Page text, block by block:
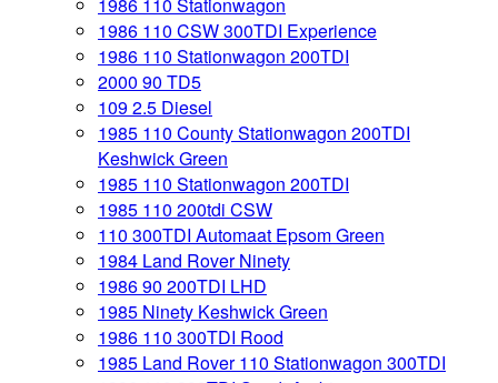
1986 110 CSW 300TDI Experience
1986 110 Stationwagon 200TDI
2000 90 TD5
109 2.5 Diesel
1985 110 County Stationwagon 200TDI
Keshwick Green
1985 110 Stationwagon 200TDI
1985 110 200tdi CSW
110 300TDI Automaat Epsom Green
1984 Land Rover Ninety
1986 90 200TDI LHD
1985 Ninety Keshwick Green
1986 110 300TDI Rood
1985 Land Rover 110 Stationwagon 300TDI